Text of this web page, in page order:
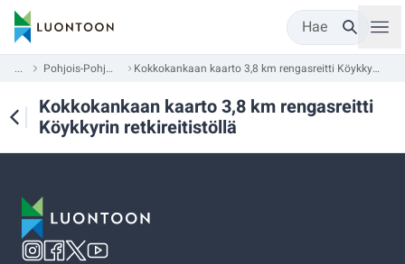
Hae
... Pohjois-Pohjanmaa Kokkokankaan kaarto 3,8 km rengasreitti Köykkyrin retkireitistöllä
Kokkokankaan kaarto 3,8 km rengasreitti
Köykkyrin retkireitistöllä